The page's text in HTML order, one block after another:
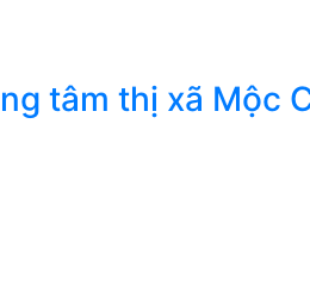
tâm thị xã Mộc